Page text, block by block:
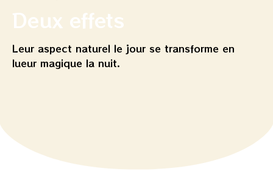
Deux effets
Leur aspect naturel le jour se transforme en
lueur magique la nuit.